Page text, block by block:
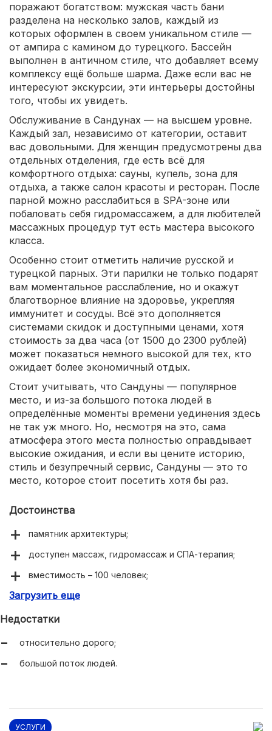
поражают богатством: мужская часть бани
разделена на несколько залов, каждый из
которых оформлен в своем уникальном стиле —
от ампира с камином до турецкого. Бассейн
выполнен в античном стиле, что добавляет всему
комплексу ещё больше шарма. Даже если вас не
интересуют экскурсии, эти интерьеры достойны
того, чтобы их увидеть.
Обслуживание в Сандунах — на высшем уровне.
Каждый зал, независимо от категории, оставит
вас довольными. Для женщин предусмотрены два
отдельных отделения, где есть всё для
комфортного отдыха: сауны, купель, зона для
отдыха, а также салон красоты и ресторан. После
парной можно расслабиться в SPA-зоне или
побаловать себя гидромассажем, а для любителей
массажных процедур тут есть мастера высокого
класса.
Особенно стоит отметить наличие русской и
турецкой парных. Эти парилки не только подарят
вам моментальное расслабление, но и окажут
благотворное влияние на здоровье, укрепляя
иммунитет и сосуды. Всё это дополняется
системами скидок и доступными ценами, хотя
стоимость за два часа (от 1500 до 2300 рублей)
может показаться немного высокой для тех, кто
ожидает более экономичный отдых.
Стоит учитывать, что Сандуны — популярное
место, и из-за большого потока людей в
определённые моменты времени уединения здесь
не так уж много. Но, несмотря на это, сама
атмосфера этого места полностью оправдывает
высокие ожидания, и если вы цените историю,
стиль и безупречный сервис, Сандуны — это то
место, которое стоит посетить хотя бы раз.
Достоинства
памятник архитектуры;
доступен массаж, гидромассаж и СПА-терапия;
вместимость – 100 человек;
система скидок.
Загрузить еще
Недостатки
относительно дорого;
большой поток людей.
УСЛУГИ